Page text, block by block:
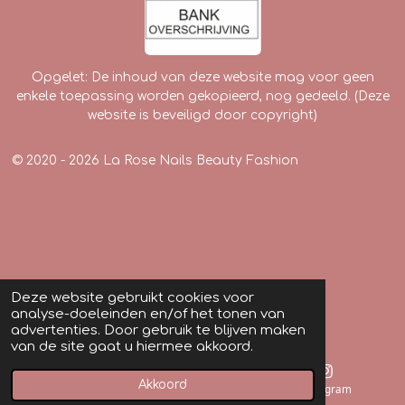
Deze website gebruikt cookies voor
analyse-doeleinden en/of het tonen van
advertenties. Door gebruik te blijven maken
van de site gaat u hiermee akkoord.
Akkoord
Opgelet: De inhoud van deze website mag voor geen
enkele toepassing worden gekopieerd, nog gedeeld. (Deze
website is beveiligd door copyright)
© 2020 - 2026 La Rose Nails Beauty Fashion
E-mailadres Instagram